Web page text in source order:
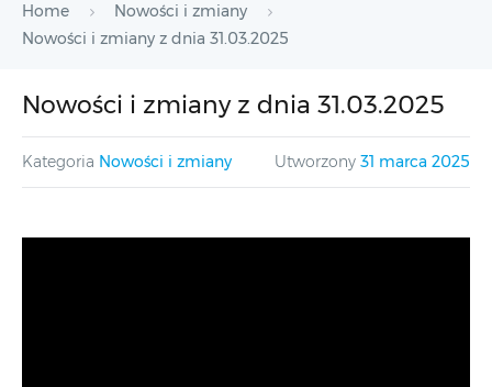
Home
Nowości i zmiany
Nowości i zmiany z dnia 31.03.2025
Nowości i zmiany z dnia 31.03.2025
Kategoria Nowości i zmiany Utworzony 31 marca 2025